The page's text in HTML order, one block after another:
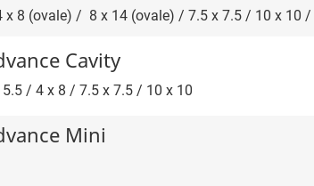
8 (ovale) / 8 x 14 (ovale) / 7.5 x 7.5 / 10 x 10 /
Cavity
/ 4 x 8 / 7.5 x 7.5 / 10 x 10
Mini